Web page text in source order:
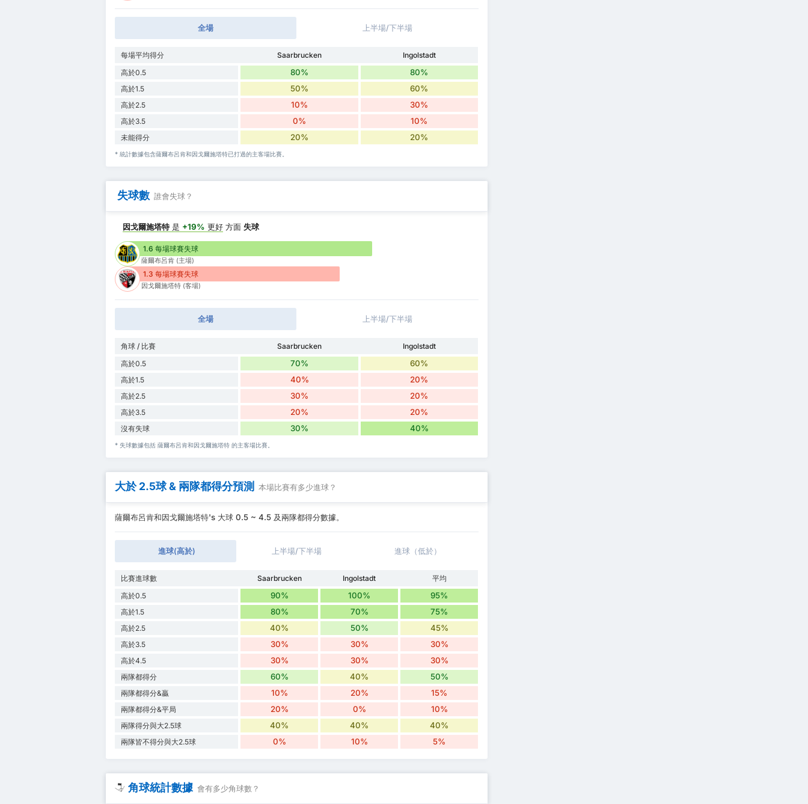
全場 上半場/下半場
每場平均得分 Saarbrucken
Ingolstadt
高於0.5
80% 80%
高於1.5 50% 60%
高於2.5 10% 30%
高於3.5 0% 10%
未能得分 20% 20%
* 統計數據包含薩爾布呂肯和因戈爾施塔特已打過的主客場比賽。
失球數 誰會失球？
因戈爾施塔特 是 +19% 更好 方面失球
1.6 每場球賽失球
薩爾布呂肯 (主場)
1.3 每場球賽失球
因戈爾施塔特 (客場)
全場 上半場/下半場
角球 / 比賽 Saarbrucken
Ingolstadt
高於0.5
70% 60%
高於1.5 40% 20%
高於2.5 30% 20%
高於3.5 20% 20%
沒有失球 30% 40%
* 失球數據包括 薩爾布呂肯和因戈爾施塔特 的主客場比賽。
大於 2.5球 & 兩隊都得分預測 本場比賽有多少進球？
薩爾布呂肯和因戈爾施塔特's 大球 0.5 ~ 4.5 及兩隊都得分數據。
進球(高於) 上半場/下半場 進球（低於）
比賽進球數 Saarbrucken Ingolstadt
平均
高於0.5
90% 100% 95%
高於1.5 80% 70% 75%
高於2.5 40% 50% 45%
高於3.5 30% 30% 30%
高於4.5 30% 30% 30%
兩隊都得分 60% 40% 50%
兩隊都得分&贏 10% 20% 15%
兩隊都得分&平局 20% 0% 10%
兩隊得分與大2.5球 40% 40% 40%
兩隊皆不得分與大2.5球 0% 10% 5%
角球統計數據 會有多少角球數？